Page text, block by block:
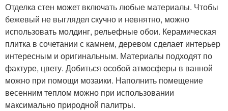
Отделка стен может включать любые материалы. Чтобы
бежевый не выглядел скучно и невнятно, можно
использовать молдинг, рельефные обои. Керамическая
плитка в сочетании с камнем, деревом сделает интерьер
интересным и оригинальным. Материалы подходят по
фактуре, цвету. Добиться особой атмосферы в ванной
можно при помощи мозаики. Наполнить помещение
весенним теплом можно при использовании
максимально природной палитры.